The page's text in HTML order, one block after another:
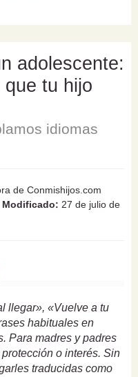
adolescente:
que tu hijo
idiomas
de Conmishijos.com
Modificado: 27 de julio de
llegar», «Vuelve a tu
habituales en
Para madres y padres
o interés. Sin
traducidas como